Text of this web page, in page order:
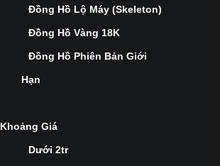
Đồng Hồ Lộ Máy (Skeleton)
Đồng Hồ Vàng 18K
Đồng Hồ Phiên Bản Giới
Hạn
Khoảng Giá
Dưới 2tr